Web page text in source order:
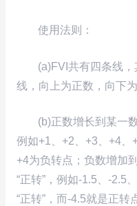
使用法则：
(a)FVI共有四条线
线，向上为正数，向下为
(b)正数增长到某一
例如+1、+2、+3、+4、
+4为负转点；负数增加
“正转”，例如-1.5、-2.5
“正转”，而-4.5就是正转